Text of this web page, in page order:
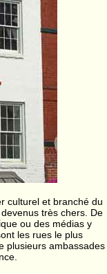
culturel et branché du
très chers. De
ou des médias y
les rues le plus
plusieurs ambassades